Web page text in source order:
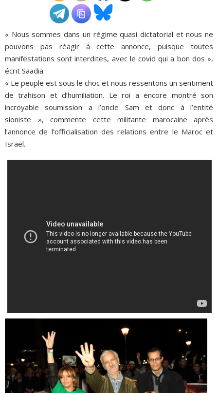
ADHÉSIONS, DONS, CONTACT
« Nous sommes dans un régime quasi dictatorial et nous ne
pouvons pas réagir à cette annonce, puisque toutes
manifestations sont interdites, avec le covid qui a bon dos »,
écrit Saadia.
« Le peuple est sous le choc et nous ressentons un sentiment
de trahison et d’humiliation. Le roi a encore montré son
incroyable soumission a l’oncle Sam et donc à l’entité
sioniste », commente cette militante marocaine après
l’annonce de l’officialisation des relations entre le Maroc et
Israël.